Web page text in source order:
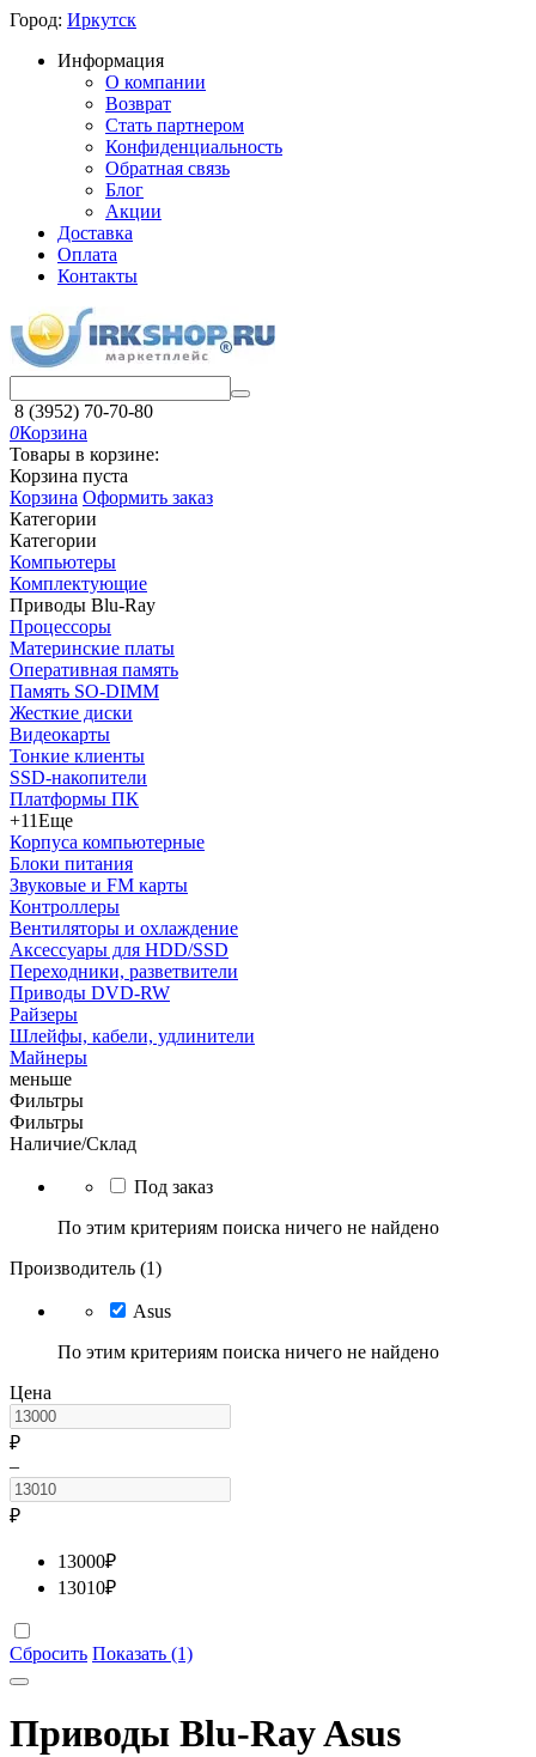
Город: Иркутск
Информация
О компании
Возврат
Стать партнером
Конфиденциальность
Обратная связь
Блог
Акции
Доставка
Оплата
Контакты
8 (3952) 70-70-80
0Корзина
Товары в корзине:
Корзина пуста
Корзина Оформить заказ
Категории
Категории
Компьютеры
Комплектующие
Приводы Blu-Ray
Процессоры
Материнские платы
Оперативная память
Память SO-DIMM
Жесткие диски
Видеокарты
Тонкие клиенты
SSD-накопители
Платформы ПК
+11Еще
Корпуса компьютерные
Блоки питания
Звуковые и FM карты
Контроллеры
Вентиляторы и охлаждение
Аксессуары для HDD/SSD
Переходники, разветвители
Приводы DVD-RW
Райзеры
Шлейфы, кабели, удлинители
Майнеры
меньше
Фильтры
Фильтры
Наличие/Склад
Под заказ
По этим критериям поиска ничего не найдено
Производитель (1)
Asus
По этим критериям поиска ничего не найдено
Цена
₽
–
₽
13000₽
13010₽
Сбросить Показать (1)
Приводы Blu-Ray Asus